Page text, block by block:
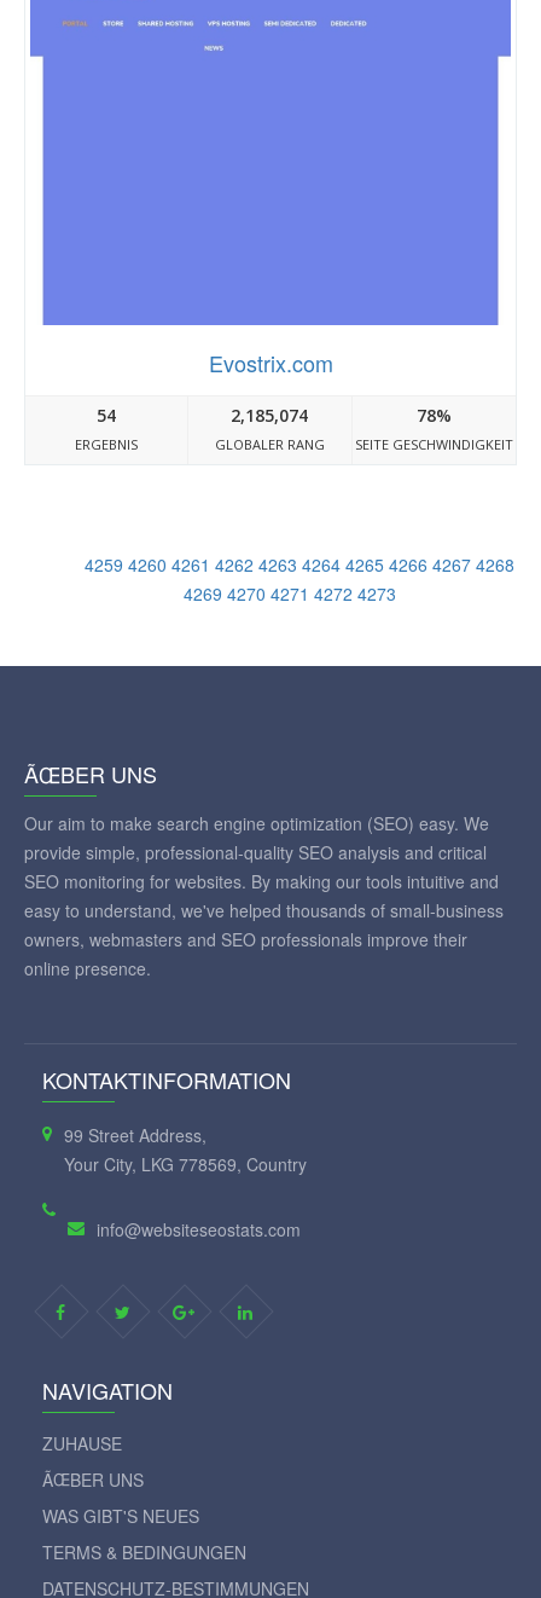
Evostrix.com
54
ERGEBNIS
2,185,074
GLOBALER RANG
78%
SEITE GESCHWINDIGKEIT
4259 4260 4261 4262 4263 4264 4265 4266 4267 4268
4269 4270 4271 4272 4273
ÃŒBER UNS
Our aim to make search engine optimization (SEO) easy. We
provide simple, professional-quality SEO analysis and critical
SEO monitoring for websites. By making our tools intuitive and
easy to understand, we've helped thousands of small-business
owners, webmasters and SEO professionals improve their
online presence.
KONTAKTINFORMATION
99 Street Address,
Your City, LKG 778569, Country
info@websiteseostats.com
NAVIGATION
ZUHAUSE
ÃŒBER UNS
WAS GIBT'S NEUES
TERMS & BEDINGUNGEN
DATENSCHUTZ-BESTIMMUNGEN